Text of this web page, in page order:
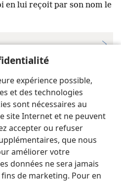
expérience possible,
et des technologies
sont nécessaires au
site Internet et ne peuvent
accepter ou refuser
que nous
améliorer votre
données ne sera jamais
de marketing. Pour en
en lui reçoit par son nom le
vous est annoncé+;
Préférences
and Tract Society of Pennsylvania
Règles de confidentialité
JW.ORG Se connecter